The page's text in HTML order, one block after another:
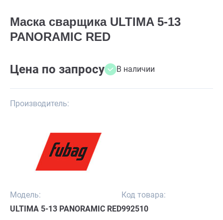
Маска сварщика ULTIMA 5-13
PANORAMIC RED
Цена по запросу В наличии
Производитель:
Модель:
ULTIMA 5-13 PANORAMIC RED
Код товара:
992510